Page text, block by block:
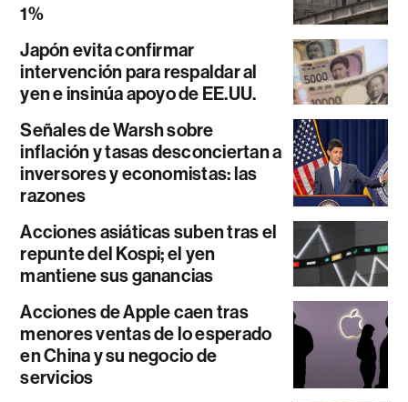
1%
Japón evita confirmar
intervención para respaldar al
yen e insinúa apoyo de EE.UU.
Señales de Warsh sobre
inflación y tasas desconciertan a
inversores y economistas: las
razones
Acciones asiáticas suben tras el
repunte del Kospi; el yen
mantiene sus ganancias
Acciones de Apple caen tras
menores ventas de lo esperado
en China y su negocio de
servicios